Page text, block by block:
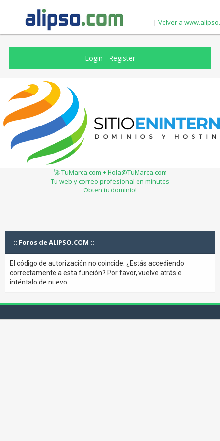
| Volver a
Login - Register
🚀 TuMarca.com + Hola@TuMarca.com
Tu web y correo profesional en minutos
Obten tu dominio!
:: Foros de ALIPSO.COM ::
El código de autorización no coincide. ¿Estás accediendo
correctamente a esta función? Por favor, vuelve atrás e
inténtalo de nuevo.